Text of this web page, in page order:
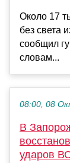
Около 17
без света
сообщил
словам...
08:00, 08
В
ударов